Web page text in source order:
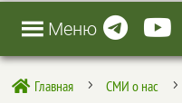
Меню
 Главная 5 СМИ о нас 5